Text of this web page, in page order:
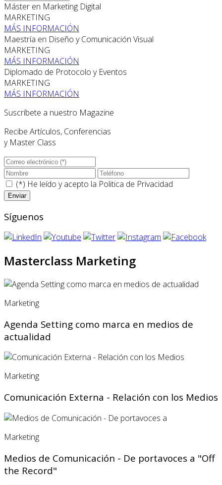
Máster en Marketing Digital
MARKETING
MÁS INFORMACIÓN
Maestría en Diseño y Comunicación Visual
MARKETING
MÁS INFORMACIÓN
Diplomado de Protocolo y Eventos
MARKETING
MÁS INFORMACIÓN
Suscríbete a nuestro Magazine
Recibe Artículos, Conferencias
y Master Class
(*) He leído y acepto la Politica de Privacidad
Síguenos
Masterclass Marketing
Marketing
Agenda Setting como marca en medios de
actualidad
Marketing
Comunicación Externa - Relación con los Medios
Marketing
Medios de Comunicación - De portavoces a "Off
the Record"